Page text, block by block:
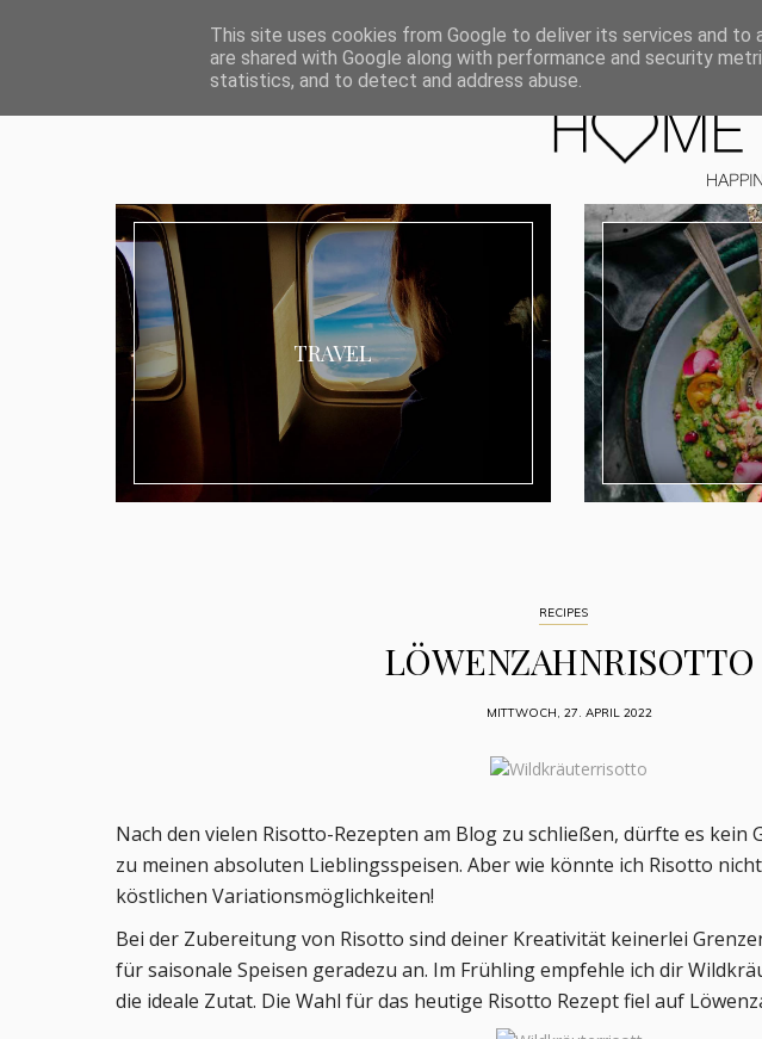
ABOUT I MEDIA & PR IMPRESSUM DATENSCHUTZ KATEGORIEN
TRAVEL
RECIPES
LÖWENZAHNRISOTTO
MITTWOCH, 27. APRIL 2022
Nach den vielen Risotto-Rezepten am Blog zu schließen, dürfte es kein
zu meinen absoluten Lieblingsspeisen. Aber wie könnte ich Risotto
köstlichen Variationsmöglichkeiten!
Bei der Zubereitung von Risotto sind deiner Kreativität keinerlei
für saisonale Speisen geradezu an. Im Frühling empfehle ich dir
die ideale Zutat. Die Wahl für das heutige Risotto Rezept fiel auf
This site uses cookies from Google to deliver its services and to
are shared with Google along with performance and security
statistics, and to detect and address abuse.